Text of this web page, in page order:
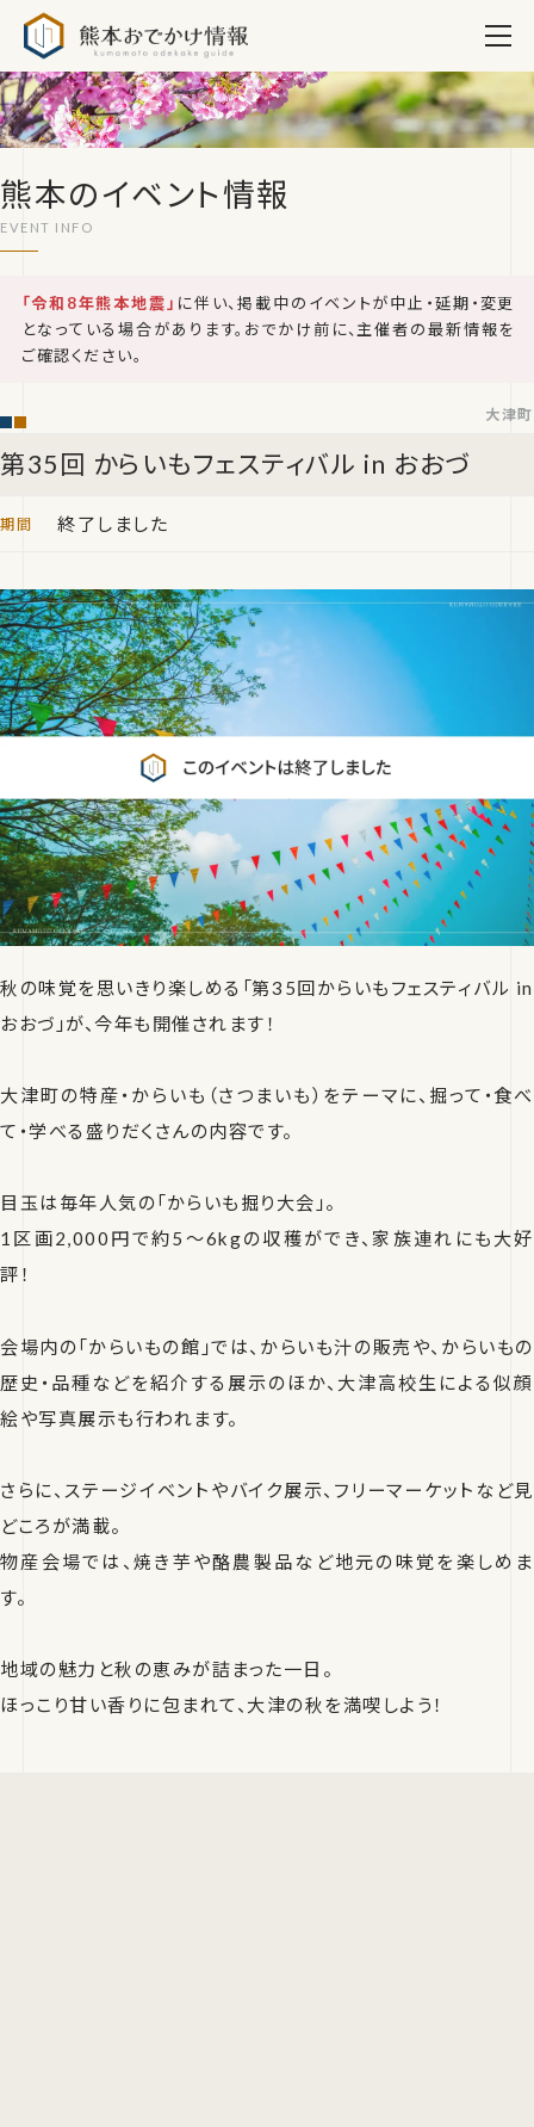
熊本のイベント情報
「令和8年熊本地震」 に伴い、掲載中のイベントが中止・延期・変更
となっている場合があります。おでかけ前に、主催者の最新情報を
ご確認ください。
第35回 からいもフェスティバル in おおづ
大津町
終了しました
秋の味覚を思いきり楽しめる「第35回からいもフェスティバル in
おおづ」が、今年も開催されます！
大津町の特産・からいも（さつまいも）をテーマに、掘って・食べ
て・学べる盛りだくさんの内容です。
目玉は毎年人気の「からいも掘り大会」。
1区画2,000円で約5～6kgの収穫ができ、家族連れにも大好
評！
会場内の「からいもの館」では、からいも汁の販売や、からいもの
歴史・品種などを紹介する展示のほか、大津高校生による似顔
絵や写真展示も行われます。
さらに、ステージイベントやバイク展示、フリーマーケットなど見
どころが満載。
物産会場では、焼き芋や酪農製品など地元の味覚を楽しめま
す。
地域の魅力と秋の恵みが詰まった一日。
ほっこり甘い香りに包まれて、大津の秋を満喫しよう！